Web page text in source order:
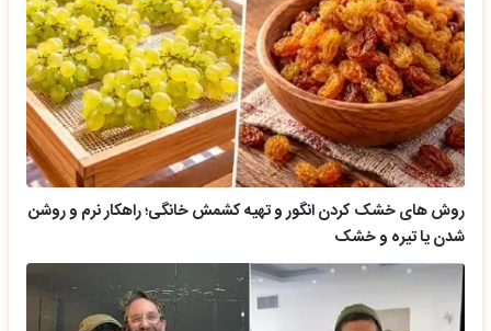
روش های خشک کردن انگور و تهیه کشمش خانگی؛ راهکار نرم و روشن
شدن یا تیره و خشک